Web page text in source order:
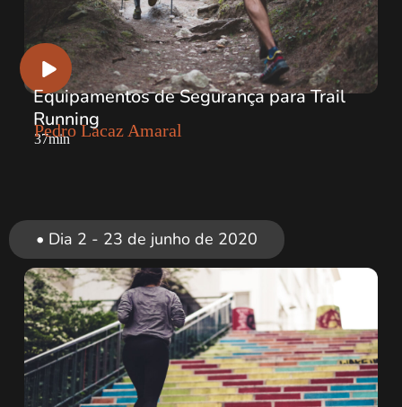
Equipamentos de Segurança para Trail
Running
Pedro Lacaz Amaral
37min
• Dia 2 - 23 de junho de 2020